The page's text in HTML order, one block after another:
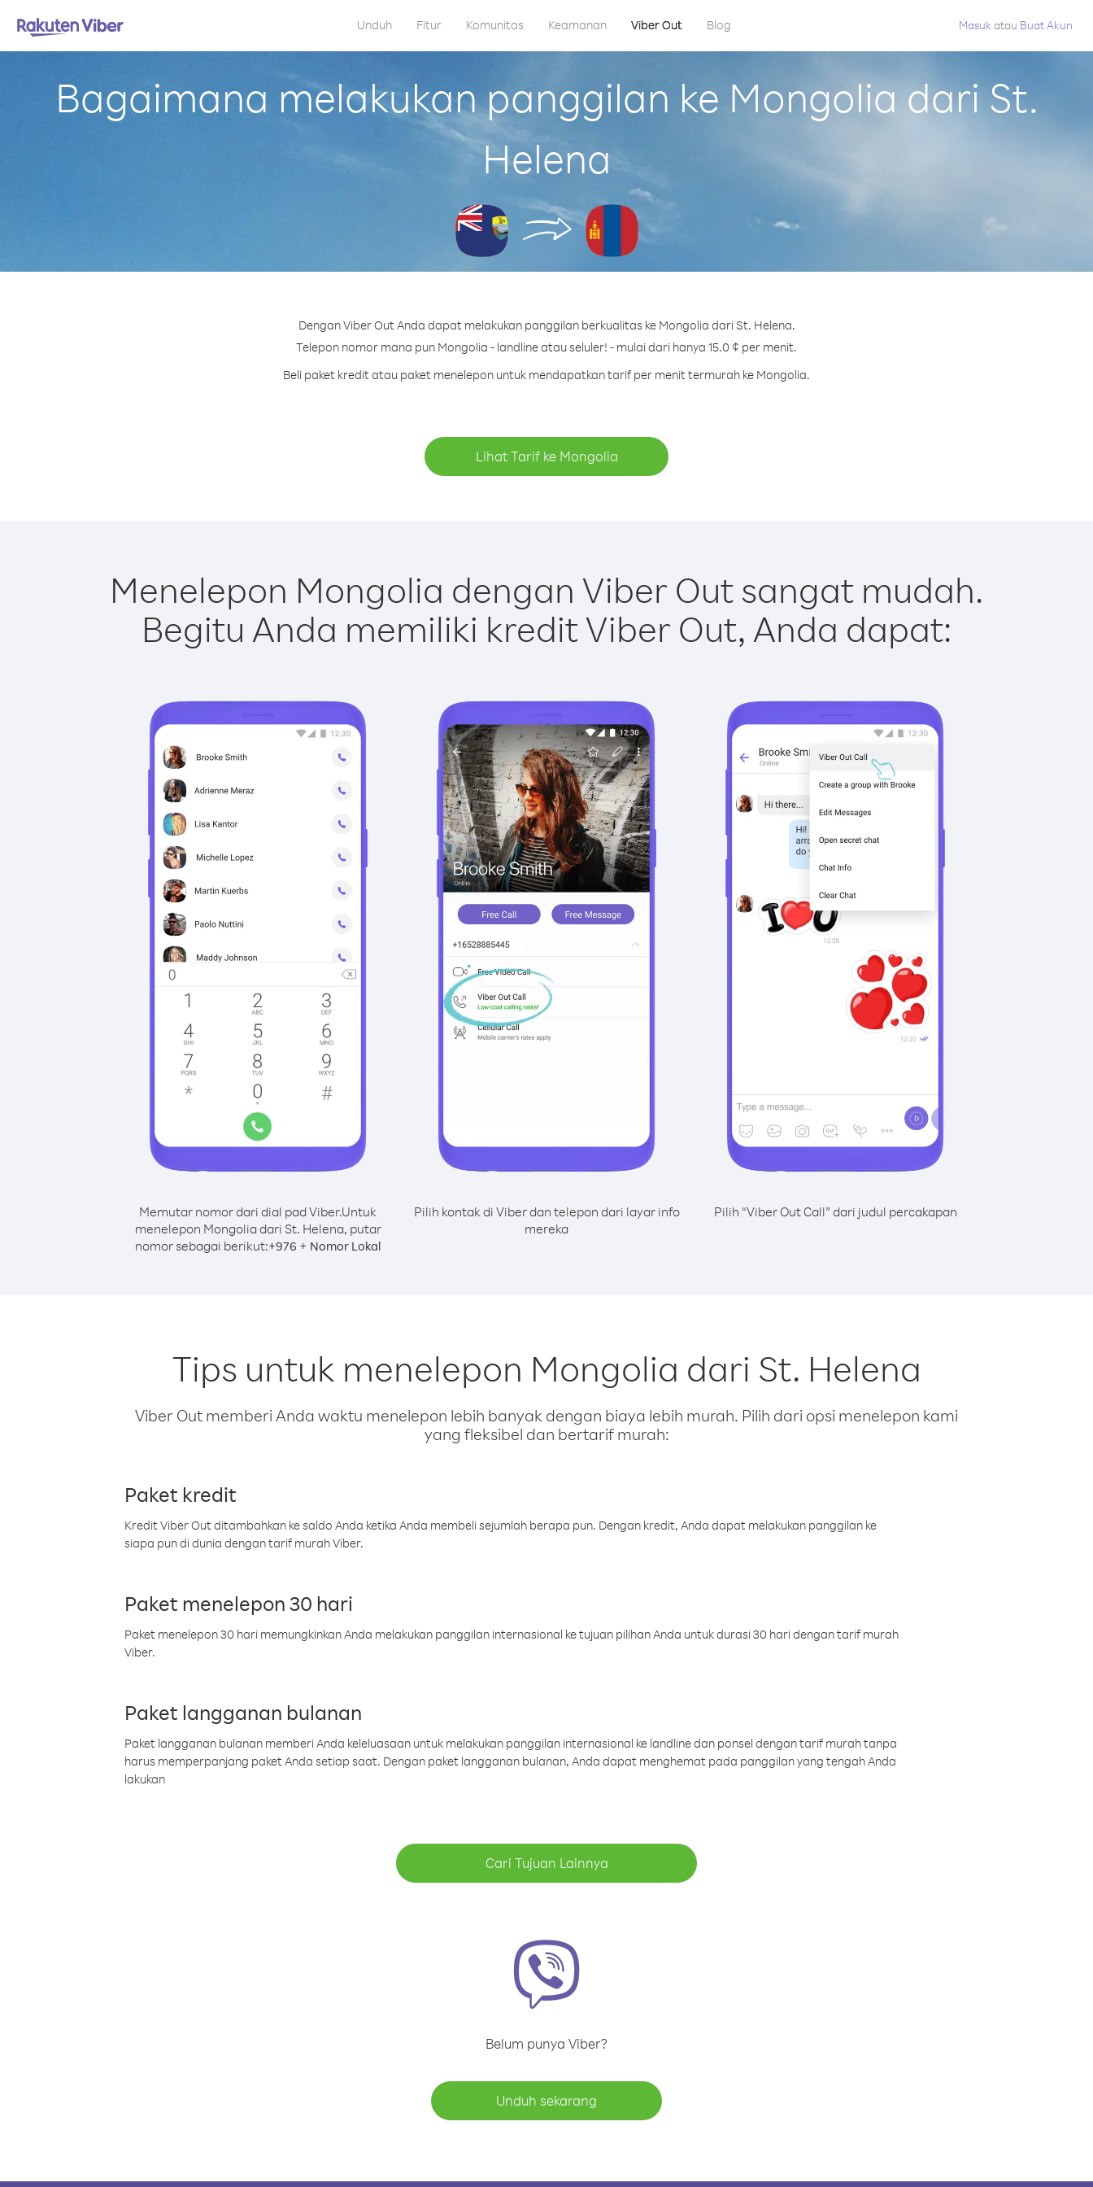
Unduh Fitur Komunitas Keamanan Viber Out Blog Masuk atau Buat Akun
Bagaimana melakukan panggilan ke Mongolia dari St.
Helena
Dengan Viber Out Anda dapat melakukan panggilan berkualitas ke Mongolia dari St. Helena.
Telepon nomor mana pun Mongolia - landline atau seluler! - mulai dari hanya 15.0 ¢ per menit.
Beli paket kredit atau paket menelepon untuk mendapatkan tarif per menit termurah ke Mongolia.
Lihat Tarif ke Mongolia
Menelepon Mongolia dengan Viber Out sangat mudah.
Begitu Anda memiliki kredit Viber Out, Anda dapat:
Memutar nomor dari dial pad Viber.Untuk
menelepon Mongolia dari St. Helena, putar
nomor sebagai berikut:+976 + Nomor Lokal
Pilih kontak di Viber dan telepon dari layar info
mereka
Pilih “Viber Out Call” dari judul percakapan
Tips untuk menelepon Mongolia dari St. Helena
Viber Out memberi Anda waktu menelepon lebih banyak dengan biaya lebih murah. Pilih dari opsi menelepon kami
yang fleksibel dan bertarif murah:
Paket kredit
Kredit Viber Out ditambahkan ke saldo Anda ketika Anda membeli sejumlah berapa pun. Dengan kredit, Anda dapat melakukan panggilan ke
siapa pun di dunia dengan tarif murah Viber.
Paket menelepon 30 hari
Paket menelepon 30 hari memungkinkan Anda melakukan panggilan internasional ke tujuan pilihan Anda untuk durasi 30 hari dengan tarif murah
Viber.
Paket langganan bulanan
Paket langganan bulanan memberi Anda keleluasaan untuk melakukan panggilan internasional ke landline dan ponsel dengan tarif murah tanpa
harus memperpanjang paket Anda setiap saat. Dengan paket langganan bulanan, Anda dapat menghemat pada panggilan yang tengah Anda
lakukan
Cari Tujuan Lainnya
Belum punya Viber?
Unduh sekarang